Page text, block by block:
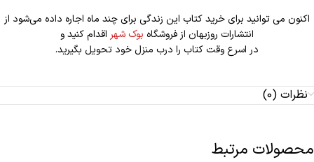
اکنون می توانید برای خرید کتاب این زندگی برای چند ماه اجاره داده می‌شود از
انتشارات روزبهان از فروشگاه بوک شهر اقدام کنید و
در اسرع وقت کتاب را درب منزل خود تحویل بگیرید.
نظرات (0)
محصولات مرتبط